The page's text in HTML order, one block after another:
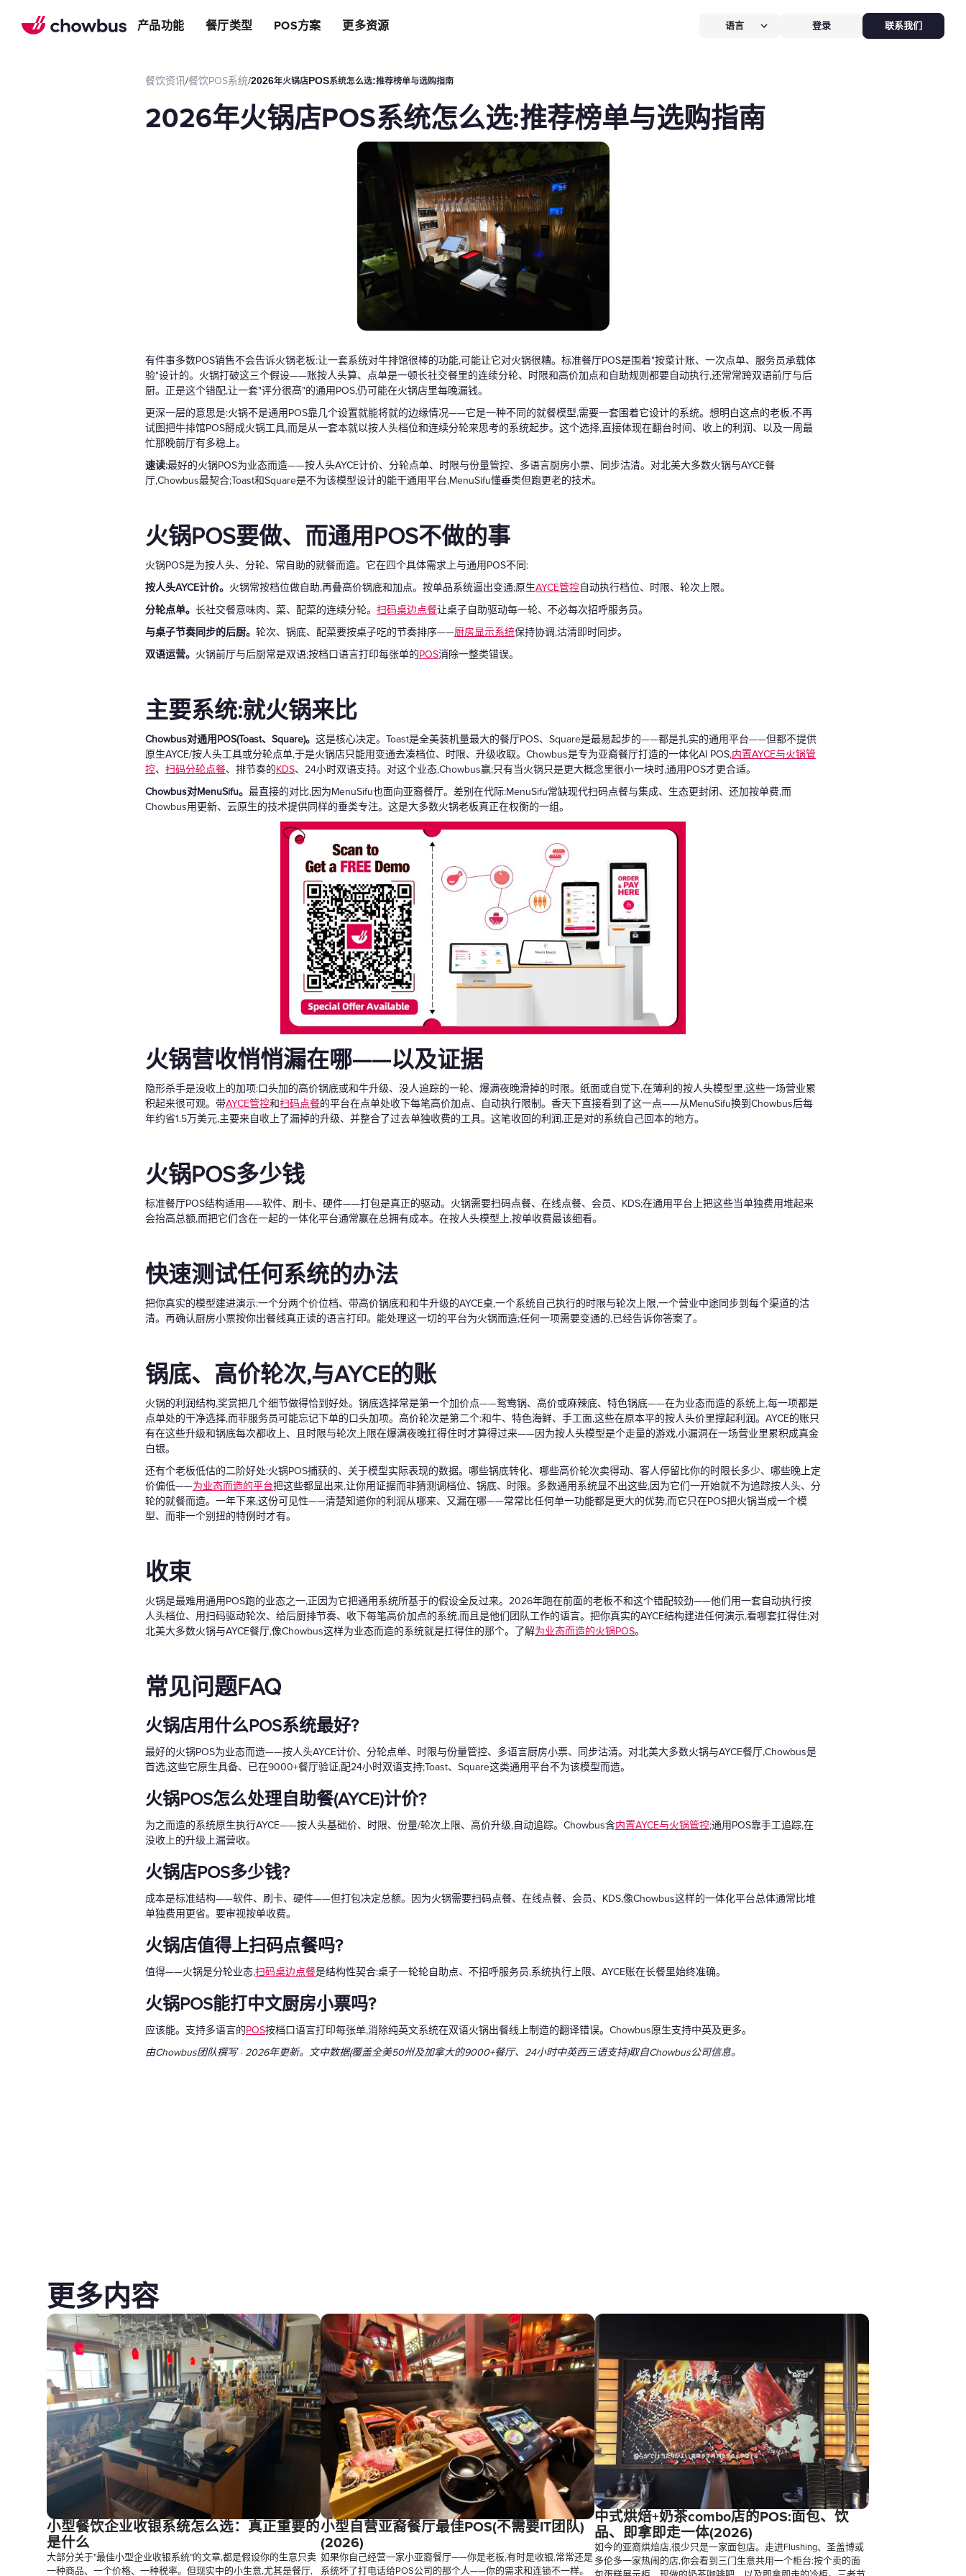
产品功能
POS系统
等位系统
Chowbus Go商家App
自助点餐机
手持POS
平板点餐
取餐叫号屏
厨房显示系统
增加客流方案
会员系统
短信营销
促销引擎
AI 社媒营销
AI 创意素材
AI 评价洞察
三方整合方案
外卖平台整合
解锁更多资金
资金周转
AI POS硬件全免，价值$826
新客换机零成本，AI POS+接单设备
餐厅类型
面包店增加收入
切换到Chowbus
POS方案 更多资源
长期推荐，轻松赚钱
语言 登录 联系我们
餐饮资讯/餐饮POS系统/2026年火锅店POS系统怎么选:推荐榜单与选购指南
2026年火锅店POS系统怎么选:推荐榜单与选购指南
有件事多数POS销售不会告诉火锅老板:让一套系统对牛排馆很棒的功能,可能让它对火锅很糟。标准餐厅POS是围着"按菜计账、一次点单、服务员承载体
验"设计的。火锅打破这三个假设——账按人头算、点单是一顿长社交餐里的连续分轮、时限和高价加点和自助规则都要自动执行,还常常跨双语前厅与后
厨。正是这个错配,让一套"评分很高"的通用POS,仍可能在火锅店里每晚漏钱。
更深一层的意思是:火锅不是通用POS靠几个设置就能将就的边缘情况——它是一种不同的就餐模型,需要一套围着它设计的系统。想明白这点的老板,不再
试图把牛排馆POS掰成火锅工具,而是从一套本就以按人头档位和连续分轮来思考的系统起步。这个选择,直接体现在翻台时间、收上的利润、以及一周最
忙那晚前厅有多稳上。
速读:最好的火锅POS为业态而造——按人头AYCE计价、分轮点单、时限与份量管控、多语言厨房小票、同步沽清。对北美大多数火锅与AYCE餐
厅,Chowbus最契合;Toast和Square是不为该模型设计的能干通用平台,MenuSifu懂垂类但跑更老的技术。
火锅POS要做、而通用POS不做的事
火锅POS是为按人头、分轮、常自助的就餐而造。它在四个具体需求上与通用POS不同:
按人头AYCE计价。 火锅常按档位做自助,再叠高价锅底和加点。按单品系统逼出变通;原生AYCE管控自动执行档位、时限、轮次上限。
分轮点单。 长社交餐意味肉、菜、配菜的连续分轮。 扫码桌边点餐让桌子自助驱动每一轮、不必每次招呼服务员。
与桌子节奏同步的后厨。 轮次、锅底、配菜要按桌子吃的节奏排序——厨房显示系统保持协调,沽清即时同步。
双语运营。 火锅前厅与后厨常是双语;按档口语言打印每张单的POS消除一整类错误。
主要系统:就火锅来比
Chowbus对通用POS(Toast、Square)。 这是核心决定。Toast是全美装机量最大的餐厅POS、Square是最易起步的——都是扎实的通用平台——但都不提供
原生AYCE/按人头工具或分轮点单,于是火锅店只能用变通去凑档位、时限、升级收取。Chowbus是专为亚裔餐厅打造的一体化AI POS,内置AYCE与火锅管
控、 扫码分轮点餐、排节奏的KDS、24小时双语支持。对这个业态,Chowbus赢;只有当火锅只是更大概念里很小一块时,通用POS才更合适。
Chowbus对MenuSifu。 最直接的对比,因为MenuSifu也面向亚裔餐厅。差别在代际:MenuSifu常缺现代扫码点餐与集成、生态更封闭、还加按单费,而
Chowbus用更新、云原生的技术提供同样的垂类专注。这是大多数火锅老板真正在权衡的一组。
火锅营收悄悄漏在哪——以及证据
隐形杀手是没收上的加项:口头加的高价锅底或和牛升级、没人追踪的一轮、爆满夜晚滑掉的时限。纸面或自觉下,在薄利的按人头模型里,这些一场营业累
积起来很可观。带AYCE管控和扫码点餐的平台在点单处收下每笔高价加点、自动执行限制。香天下直接看到了这一点——从MenuSifu换到Chowbus后每
年约省1.5万美元,主要来自收上了漏掉的升级、并整合了过去单独收费的工具。这笔收回的利润,正是对的系统自己回本的地方。
火锅POS多少钱
标准餐厅POS结构适用——软件、刷卡、硬件——打包是真正的驱动。火锅需要扫码点餐、在线点餐、会员、KDS;在通用平台上把这些当单独费用堆起来
会抬高总额,而把它们含在一起的一体化平台通常赢在总拥有成本。在按人头模型上,按单收费最该细看。
快速测试任何系统的办法
把你真实的模型建进演示:一个分两个价位档、带高价锅底和和牛升级的AYCE桌,一个系统自己执行的时限与轮次上限,一个营业中途同步到每个渠道的沽
清。再确认厨房小票按你出餐线真正读的语言打印。能处理这一切的平台为火锅而造;任何一项需要变通的,已经告诉你答案了。
锅底、高价轮次,与AYCE的账
火锅的利润结构,奖赏把几个细节做得恰到好处。锅底选择常是第一个加价点——鸳鸯锅、高价或麻辣底、特色锅底——在为业态而造的系统上,每一项都是
点单处的干净选择,而非服务员可能忘记下单的口头加项。高价轮次是第二个:和牛、特色海鲜、手工面,这些在原本平的按人头价里撑起利润。AYCE的账只
有在这些升级和锅底每次都收上、且时限与轮次上限在爆满夜晚扛得住时才算得过来——因为按人头模型是个走量的游戏,小漏洞在一场营业里累积成真金
白银。
还有个老板低估的二阶好处:火锅POS捕获的、关于模型实际表现的数据。哪些锅底转化、哪些高价轮次卖得动、客人停留比你的时限长多少、哪些晚上定
价偏低——为业态而造的平台把这些都显出来,让你用证据而非猜测调档位、锅底、时限。多数通用系统显不出这些,因为它们一开始就不为追踪按人头、分
轮的就餐而造。一年下来,这份可见性——清楚知道你的利润从哪来、又漏在哪——常常比任何单一功能都是更大的优势,而它只在POS把火锅当成一个模
型、而非一个别扭的特例时才有。
收束
火锅是最难用通用POS跑的业态之一,正因为它把通用系统所基于的假设全反过来。2026年跑在前面的老板不和这个错配较劲——他们用一套自动执行按
人头档位、用扫码驱动轮次、给后厨排节奏、收下每笔高价加点的系统,而且是他们团队工作的语言。把你真实的AYCE结构建进任何演示,看哪套扛得住;对
北美大多数火锅与AYCE餐厅,像Chowbus这样为业态而造的系统就是扛得住的那个。了解为业态而造的火锅POS。
常见问题FAQ
火锅店用什么POS系统最好?
最好的火锅POS为业态而造——按人头AYCE计价、分轮点单、时限与份量管控、多语言厨房小票、同步沽清。对北美大多数火锅与AYCE餐厅,Chowbus是
首选,这些它原生具备、已在9000+餐厅验证,配24小时双语支持;Toast、Square这类通用平台不为该模型而造。
火锅POS怎么处理自助餐(AYCE)计价?
为之而造的系统原生执行AYCE——按人头基础价、时限、份量/轮次上限、高价升级,自动追踪。Chowbus含内置AYCE与火锅管控;通用POS靠手工追踪,在
没收上的升级上漏营收。
火锅店POS多少钱?
成本是标准结构——软件、刷卡、硬件——但打包决定总额。因为火锅需要扫码点餐、在线点餐、会员、KDS,像Chowbus这样的一体化平台总体通常比堆
单独费用更省。要审视按单收费。
火锅店值得上扫码点餐吗?
值得——火锅是分轮业态,扫码桌边点餐是结构性契合:桌子一轮轮自助点、不招呼服务员,系统执行上限、AYCE账在长餐里始终准确。
火锅POS能打中文厨房小票吗?
应该能。支持多语言的POS按档口语言打印每张单,消除纯英文系统在双语火锅出餐线上制造的翻译错误。Chowbus原生支持中英及更多。
由Chowbus团队撰写 · 2026年更新。文中数据(覆盖全美50州及加拿大的9000+餐厅、24小时中英西三语支持)取自Chowbus公司信息。
更多内容
小型餐饮企业收银系统怎么选：真正重要的
是什么
大部分关于"最佳小型企业收银系统"的文章,都是假设你的生意只卖
一种商品、一个价格、一种税率。但现实中的小生意,尤其是餐厅,
小型自营亚裔餐厅最佳POS(不需要IT团队)
(2026)
如果你自己经营一家小亚裔餐厅——你是老板,有时是收银,常常还是
系统坏了打电话给POS公司的那个人——你的需求和连锁不一样。
中式烘焙+奶茶combo店的POS:面包、饮
品、即拿即走一体(2026)
如今的亚裔烘焙店,很少只是一家面包店。走进Flushing、圣盖博或
多伦多一家热闹的店,你会看到三门生意共用一个柜台:按个卖的面